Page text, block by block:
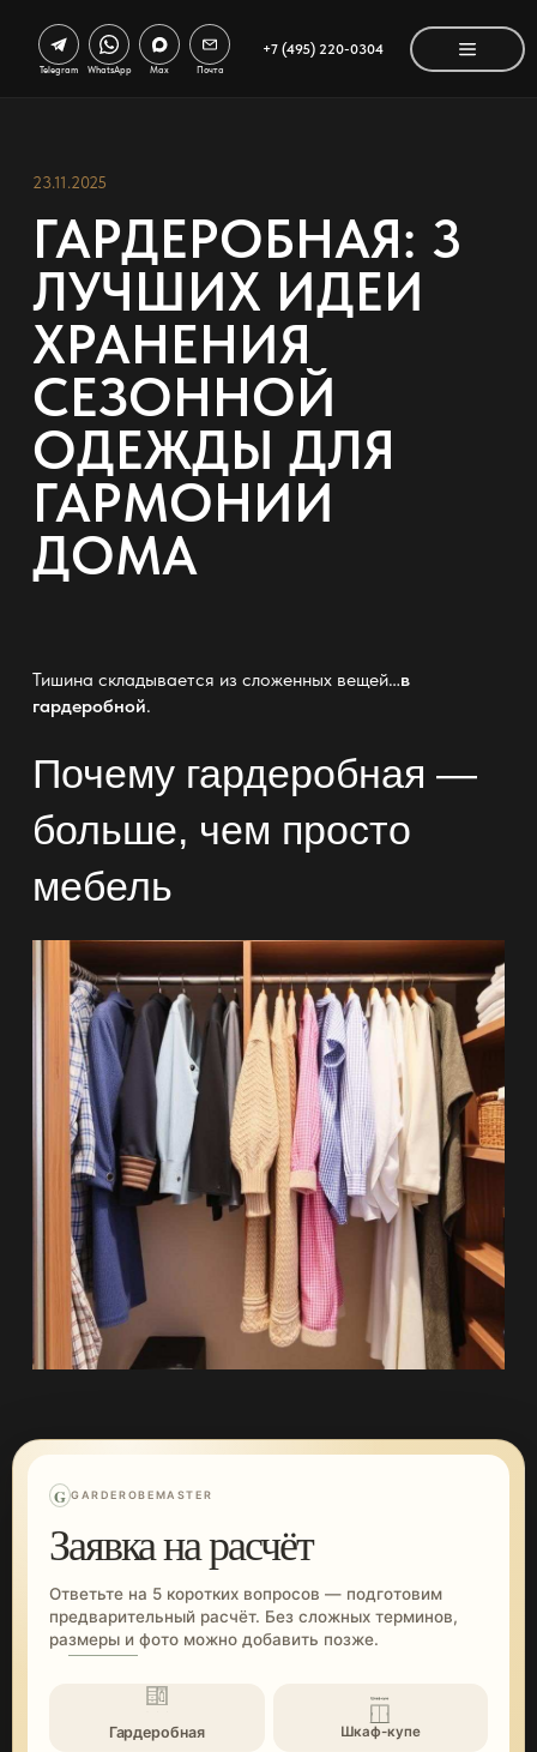
+7 (495) 220-0304
Telegram WhatsApp Max Почта
23.11.2025
ГАРДЕРОБНАЯ: 3
ЛУЧШИХ ИДЕИ
ХРАНЕНИЯ
СЕЗОННОЙ
ОДЕЖДЫ ДЛЯ
ГАРМОНИИ
ДОМА
Тишина складывается из сложенных вещей…в
гардеробной.
Почему гардеробная —
больше, чем просто
мебель
G GARDEROBEMASTER
Заявка на расчёт
Ответьте на 5 коротких вопросов — подготовим
предварительный расчёт. Без сложных терминов,
размеры и фото можно добавить позже.
Гардеробная Шкаф-купе